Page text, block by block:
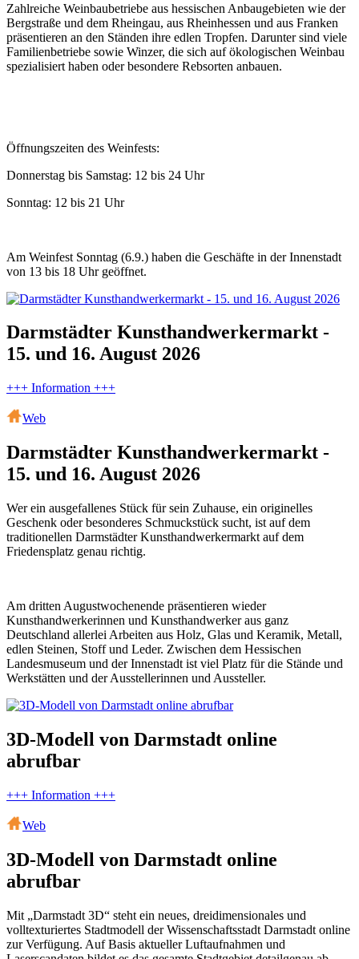
Zahlreiche Weinbaubetriebe aus hessischen Anbaugebieten wie der
Bergstraße und dem Rheingau, aus Rheinhessen und aus Franken
präsentieren an den Ständen ihre edlen Tropfen. Darunter sind viele
Familienbetriebe sowie Winzer, die sich auf ökologischen Weinbau
spezialisiert haben oder besondere Rebsorten anbauen.
Öffnungszeiten des Weinfests:
Donnerstag bis Samstag: 12 bis 24 Uhr
Sonntag: 12 bis 21 Uhr
Am Weinfest Sonntag (6.9.) haben die Geschäfte in der Innenstadt
von 13 bis 18 Uhr geöffnet.
Darmstädter Kunsthandwerkermarkt -
15. und 16. August 2026
+++ Information +++
Web
Darmstädter Kunsthandwerkermarkt -
15. und 16. August 2026
Wer ein ausgefallenes Stück für sein Zuhause, ein originelles
Geschenk oder besonderes Schmuckstück sucht, ist auf dem
traditionellen Darmstädter Kunsthandwerkermarkt auf dem
Friedensplatz genau richtig.
Am dritten Augustwochenende präsentieren wieder
Kunsthandwerkerinnen und Kunsthandwerker aus ganz
Deutschland allerlei Arbeiten aus Holz, Glas und Keramik, Metall,
edlen Steinen, Stoff und Leder. Zwischen dem Hessischen
Landesmuseum und der Innenstadt ist viel Platz für die Stände und
Werkstätten und der Ausstellerinnen und Aussteller.
3D-Modell von Darmstadt online
abrufbar
+++ Information +++
Web
3D-Modell von Darmstadt online
abrufbar
Mit „Darmstadt 3D“ steht ein neues, dreidimensionales und
volltexturiertes Stadtmodell der Wissenschaftsstadt Darmstadt online
zur Verfügung. Auf Basis aktueller Luftaufnahmen und